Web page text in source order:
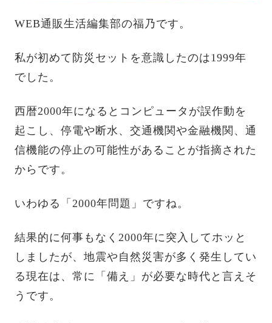
WEB通販生活編集部の福乃です。
私が初めて防災セットを意識したのは1999年
でした。
西暦2000年になるとコンピュータが誤作動を
起こし、停電や断水、交通機関や金融機関、通
信機能の停止の可能性があることが指摘された
からです。
いわゆる「2000年問題」ですね。
結果的に何事もなく2000年に突入してホッと
しましたが、地震や自然災害が多く発生してい
る現在は、常に「備え」が必要な時代と言えそ
うです。